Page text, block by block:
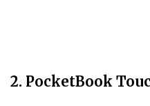
2. PocketBook